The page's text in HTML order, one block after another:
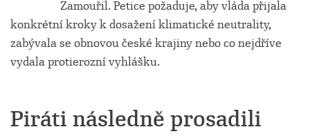
Zamouřil. Petice požaduje, aby vláda přijala
konkrétní kroky k dosažení klimatické neutrality,
zabývala se obnovou české krajiny nebo co nejdříve
vydala protierozní vyhlášku.
Piráti následně prosadili